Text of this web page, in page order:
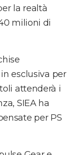
la realtà
milioni di
esclusiva per
attenderà i
SIEA ha
per PS